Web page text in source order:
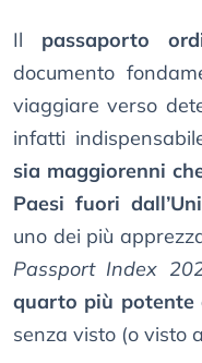
Il passaporto
documento
viaggiare verso
infatti
sia maggiorenni
Paesi fuori
uno dei più
Passport Index
quarto più potente
senza visto (o visto